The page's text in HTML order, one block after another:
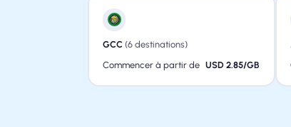
GCC (6 destinations)
Commencer à partir de USD 2.85/GB